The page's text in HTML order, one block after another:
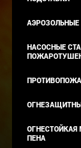
АЭРОЗОЛЬНЫЕ
НАСОСНЫЕ
ПЕНА